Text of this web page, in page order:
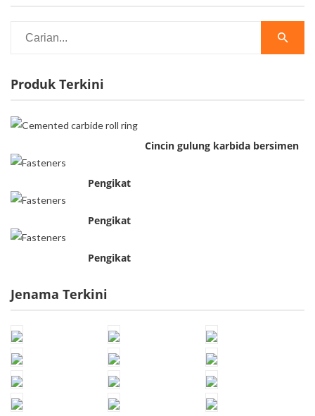
Produk Terkini
Cincin gulung karbida bersimen
Pengikat
Pengikat
Pengikat
Jenama Terkini